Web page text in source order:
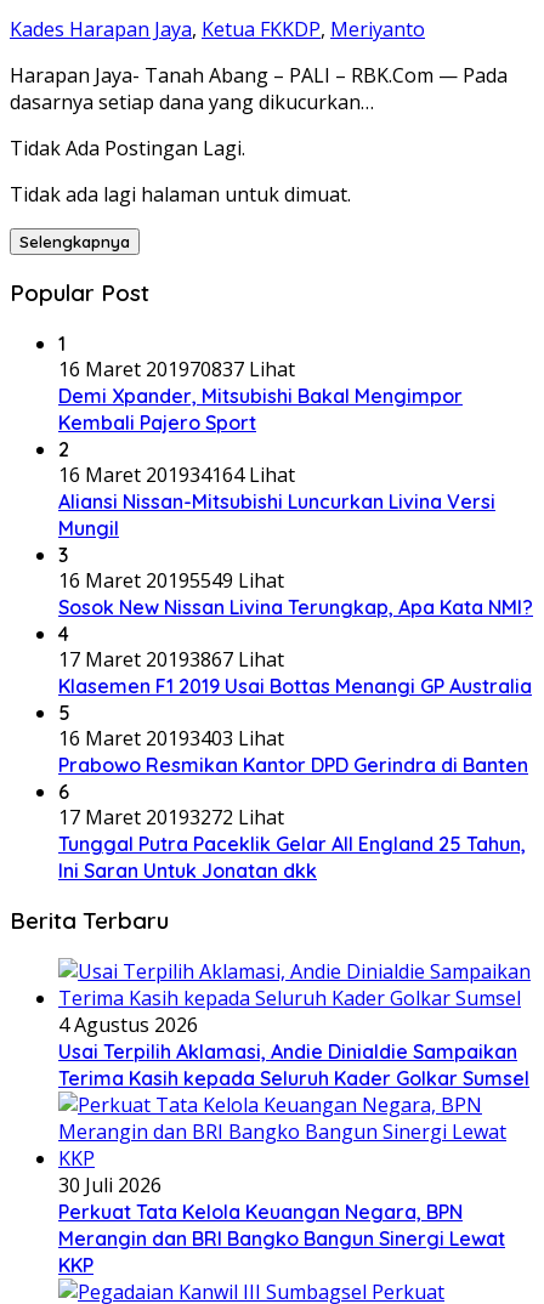
Kades Harapan Jaya, Ketua FKKDP, Meriyanto
Harapan Jaya- Tanah Abang – PALI – RBK.Com — Pada
dasarnya setiap dana yang dikucurkan…
Tidak Ada Postingan Lagi.
Tidak ada lagi halaman untuk dimuat.
Selengkapnya
Popular Post
1
16 Maret 201970837 Lihat
Demi Xpander, Mitsubishi Bakal Mengimpor
Kembali Pajero Sport
2
16 Maret 201934164 Lihat
Aliansi Nissan-Mitsubishi Luncurkan Livina Versi
Mungil
3
16 Maret 20195549 Lihat
Sosok New Nissan Livina Terungkap, Apa Kata NMI?
4
17 Maret 20193867 Lihat
Klasemen F1 2019 Usai Bottas Menangi GP Australia
5
16 Maret 20193403 Lihat
Prabowo Resmikan Kantor DPD Gerindra di Banten
6
17 Maret 20193272 Lihat
Tunggal Putra Paceklik Gelar All England 25 Tahun,
Ini Saran Untuk Jonatan dkk
Berita Terbaru
4 Agustus 2026
Usai Terpilih Aklamasi, Andie Dinialdie Sampaikan
Terima Kasih kepada Seluruh Kader Golkar Sumsel
30 Juli 2026
Perkuat Tata Kelola Keuangan Negara, BPN
Merangin dan BRI Bangko Bangun Sinergi Lewat
KKP